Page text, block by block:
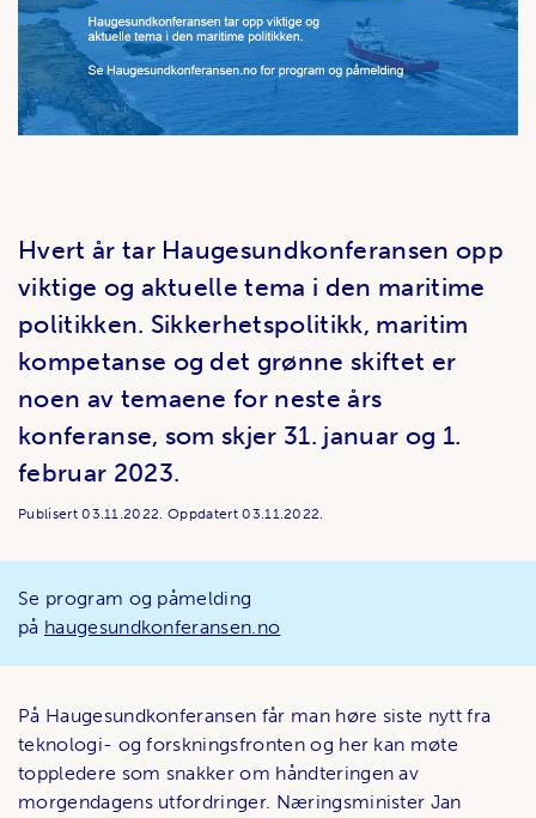
Hvert år tar Haugesundkonferansen opp
viktige og aktuelle tema i den maritime
politikken. Sikkerhetspolitikk, maritim
kompetanse og det grønne skiftet er
noen av temaene for neste års
konferanse, som skjer 31. januar og 1.
februar 2023.
Publisert03.11.2022.Oppdatert03.11.2022.
Se program og påmelding
på haugesundkonferansen.no
På Haugesundkonferansen får man høre siste nytt fra
teknologi- og forskningsfronten og her kan møte
toppledere som snakker om håndteringen av
morgendagens utfordringer. Næringsminister Jan